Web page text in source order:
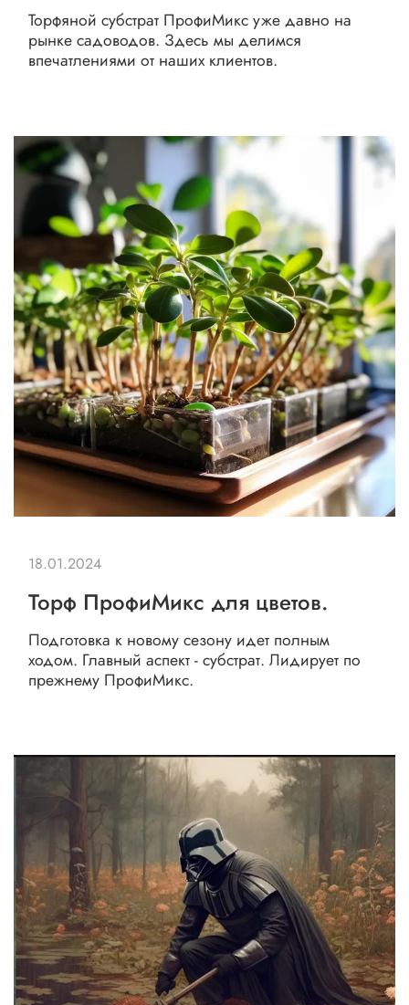
Торфяной субстрат ПрофиМикс уже давно на
рынке садоводов. Здесь мы делимся
впечатлениями от наших клиентов.
Торф ПрофиМикс для цветов.
Подготовка к новому сезону идет полным
ходом. Главный аспект - субстрат. Лидирует по
прежнему ПрофиМикс.
18.01.2024